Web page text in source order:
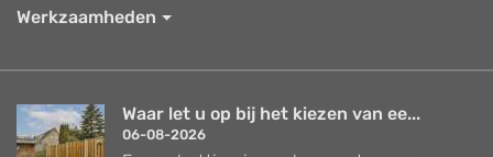
Werkzaamheden
Waar let u op bij het kiezen van ee...
06-08-2026